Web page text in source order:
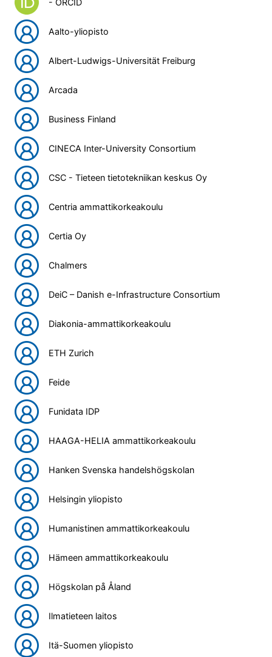
- ORCID
Aalto-yliopisto
Albert-Ludwigs-Universität Freiburg
Arcada
Business Finland
CINECA Inter-University Consortium
CSC - Tieteen tietotekniikan keskus Oy
Centria ammattikorkeakoulu
Certia Oy
Chalmers
DeiC – Danish e-Infrastructure Consortium
Diakonia-ammattikorkeakoulu
ETH Zurich
Feide
Funidata IDP
HAAGA-HELIA ammattikorkeakoulu
Hanken Svenska handelshögskolan
Helsingin yliopisto
Humanistinen ammattikorkeakoulu
Hämeen ammattikorkeakoulu
Högskolan på Åland
Ilmatieteen laitos
Itä-Suomen yliopisto